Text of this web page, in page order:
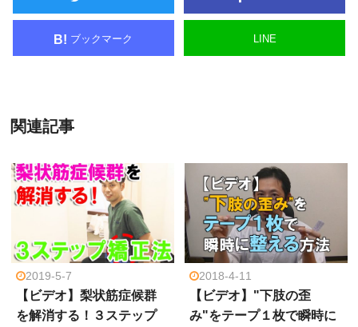
B! ブックマーク LINE
関連記事
2019-5-7
【ビデオ】梨状筋症候群
を解消する！３ステップ
2018-4-11
【ビデオ】"下肢の歪
み"をテープ１枚で瞬時に